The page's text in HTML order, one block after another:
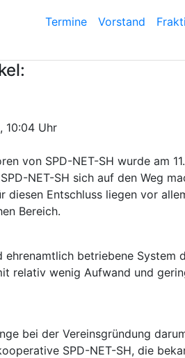
Termine Vorstand
10:04 Uhr
von SPD-NET-SH wurde am
NET-SH sich auf den Weg
diesen Entschluss liegen vor
Bereich.
betriebene System
relativ wenig Aufwand und
bei der Vereinsgründung
SPD-NET-SH, die